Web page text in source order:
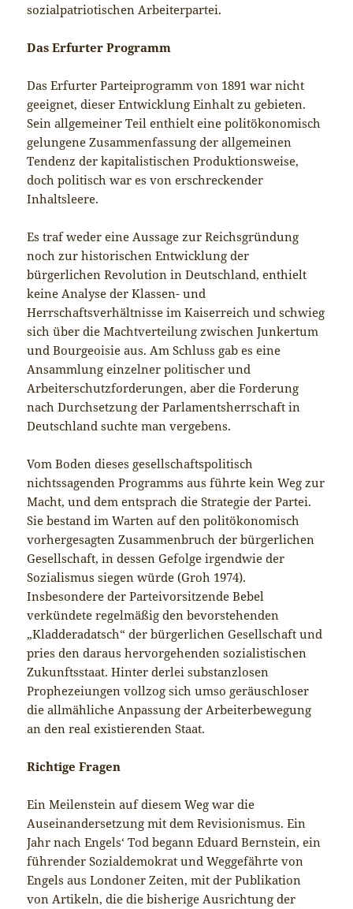
sozialpatriotischen Arbeiterpartei.
Das Erfurter Programm
Das Erfurter Parteiprogramm von 1891 war nicht
geeignet, dieser Entwicklung Einhalt zu gebieten.
Sein allgemeiner Teil enthielt eine politökonomisch
gelungene Zusammenfassung der allgemeinen
Tendenz der kapitalistischen Produktionsweise,
doch politisch war es von erschreckender
Inhaltsleere.
Es traf weder eine Aussage zur Reichsgründung
noch zur historischen Entwicklung der
bürgerlichen Revolution in Deutschland, enthielt
keine Analyse der Klassen- und
Herrschaftsverhältnisse im Kaiserreich und schwieg
sich über die Machtverteilung zwischen Junkertum
und Bourgeoisie aus. Am Schluss gab es eine
Ansammlung einzelner politischer und
Arbeiterschutzforderungen, aber die Forderung
nach Durchsetzung der Parlamentsherrschaft in
Deutschland suchte man vergebens.
Vom Boden dieses gesellschaftspolitisch
nichtssagenden Programms aus führte kein Weg zur
Macht, und dem entsprach die Strategie der Partei.
Sie bestand im Warten auf den politökonomisch
vorhergesagten Zusammenbruch der bürgerlichen
Gesellschaft, in dessen Gefolge irgendwie der
Sozialismus siegen würde (Groh 1974).
Insbesondere der Parteivorsitzende Bebel
verkündete regelmäßig den bevorstehenden
„Kladderadatsch“ der bürgerlichen Gesellschaft und
pries den daraus hervorgehenden sozialistischen
Zukunftsstaat. Hinter derlei substanzlosen
Prophezeiungen vollzog sich umso geräuschloser
die allmähliche Anpassung der Arbeiterbewegung
an den real existierenden Staat.
Richtige Fragen
Ein Meilenstein auf diesem Weg war die
Auseinandersetzung mit dem Revisionismus. Ein
Jahr nach Engels‘ Tod begann Eduard Bernstein, ein
führender Sozialdemokrat und Weggefährte von
Engels aus Londoner Zeiten, mit der Publikation
von Artikeln, die die bisherige Ausrichtung der